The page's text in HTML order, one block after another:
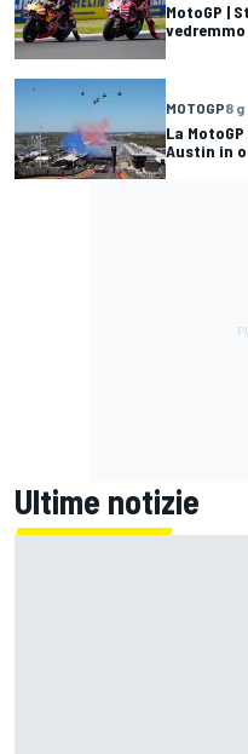
MotoGP |
MOTOGP8 g
La
Austin in
Ultime notizie